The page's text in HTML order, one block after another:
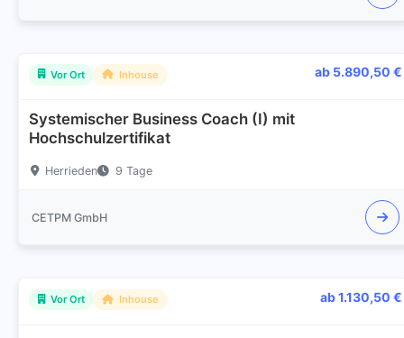
Vor Ort Inhouse ab 5.890,50 €
Systemischer Business Coach (I) mit
Hochschulzertifikat
Herrieden 9 Tage
CETPM GmbH
Vor Ort Inhouse ab 1.130,50 €